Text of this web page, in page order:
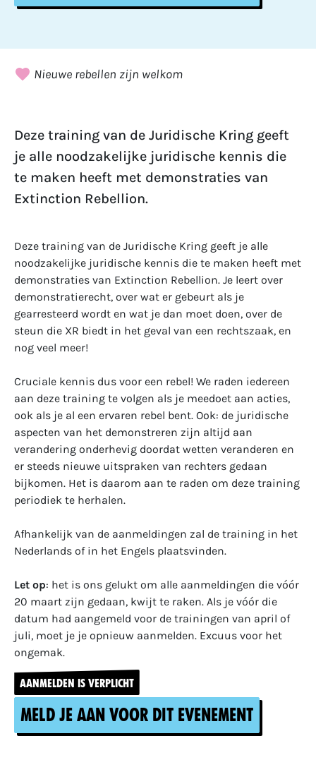
Nieuwe rebellen zijn welkom
Deze training van de Juridische Kring geeft
je alle noodzakelijke juridische kennis die
te maken heeft met demonstraties van
Extinction Rebellion.
Deze training van de Juridische Kring geeft je alle
noodzakelijke juridische kennis die te maken heeft met
demonstraties van Extinction Rebellion. Je leert over
demonstratierecht, over wat er gebeurt als je
gearresteerd wordt en wat je dan moet doen, over de
steun die XR biedt in het geval van een rechtszaak, en
nog veel meer!
Cruciale kennis dus voor een rebel! We raden iedereen
aan deze training te volgen als je meedoet aan acties,
ook als je al een ervaren rebel bent. Ook: de juridische
aspecten van het demonstreren zijn altijd aan
verandering onderhevig doordat wetten veranderen en
er steeds nieuwe uitspraken van rechters gedaan
bijkomen. Het is daarom aan te raden om deze training
periodiek te herhalen.
Afhankelijk van de aanmeldingen zal de training in het
Nederlands of in het Engels plaatsvinden.
Let op: het is ons gelukt om alle aanmeldingen die vóór
20 maart zijn gedaan, kwijt te raken. Als je vóór die
datum had aangemeld voor de trainingen van april of
juli, moet je je opnieuw aanmelden. Excuus voor het
ongemak.
AANMELDEN IS VERPLICHT
Meld je aan voor dit evenement